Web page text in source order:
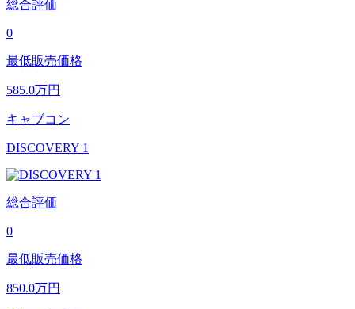
総合評価
0
最低販売価格
585.0万円
キャブコン
DISCOVERY 1
総合評価
0
最低販売価格
850.0万円